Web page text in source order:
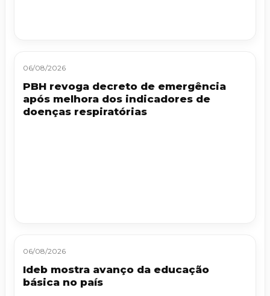
06/08/2026
PBH revoga decreto de emergência
após melhora dos indicadores de
doenças respiratórias
06/08/2026
Ideb mostra avanço da educação
básica no país